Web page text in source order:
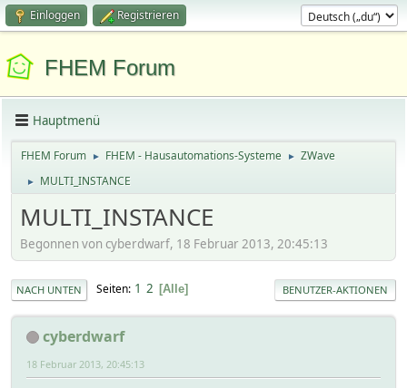
Einloggen Registrieren
FHEM Forum
Hauptmenü
FHEM Forum ► FHEM - Hausautomations-Systeme ► ZWave
► MULTI_INSTANCE
MULTI_INSTANCE
Begonnen von cyberdwarf, 18 Februar 2013, 20:45:13
NACH UNTEN Seiten 1 2 Alle BENUTZER-AKTIONEN
cyberdwarf
18 Februar 2013, 20:45:13